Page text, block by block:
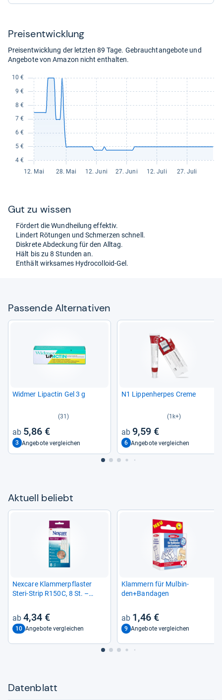
Preis­ent­wick­lung
Preisentwicklung der letzten 89 Tage. Gebrauchtangebote und
Angebote von Amazon nicht enthalten.
Gut zu wis­sen
För­dert die Wund­hei­lung effek­tiv.
Lin­dert Rötun­gen und Schmer­zen schnell.
Dis­krete Abde­ckung für den All­tag.
Hält bis zu 8 Stun­den an.
Ent­hält wirk­sa­mes Hydro­col­loid-​Gel.
Pas­sende Alter­na­ti­ven
Wid­mer Lipac­tin Gel 3 g
(31)
5,86 €
3 Angebote vergleichen
N1 Lip­pen­her­pes Creme
(1k+)
9,59 €
6 Angebote vergleichen
Aktu­ell beliebt
Nex­care Klam­mer­pflas­ter
Steri-​Strip R150C, 8 St. –
4,34 €
10 Angebote vergleichen
Klam­mern für Mul­bin­
den+Ban­da­gen
1,46 €
9 Angebote vergleichen
Datenblatt